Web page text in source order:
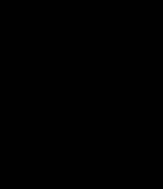
Healthcare
Outlook